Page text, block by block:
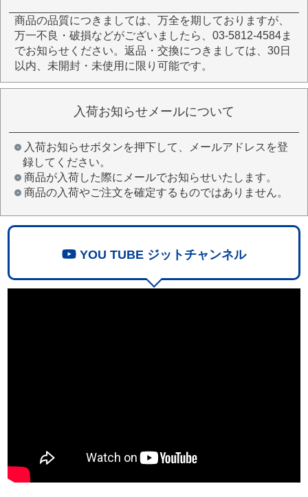
商品の品質につきましては、万全を期しておりますが、
万一不良・破損などがございましたら、03-5812-4584ま
でお知らせください。返品・交換につきましては、30日
以内、未開封・未使用に限り可能です。
入荷お知らせメールについて
入荷お知らせボタンを押下して、メールアドレスを登
録してください。
商品が入荷した際にメールでお知らせいたします。
商品の入荷やご注文を確定するものではありません。
YOU TUBE ジットチャンネル